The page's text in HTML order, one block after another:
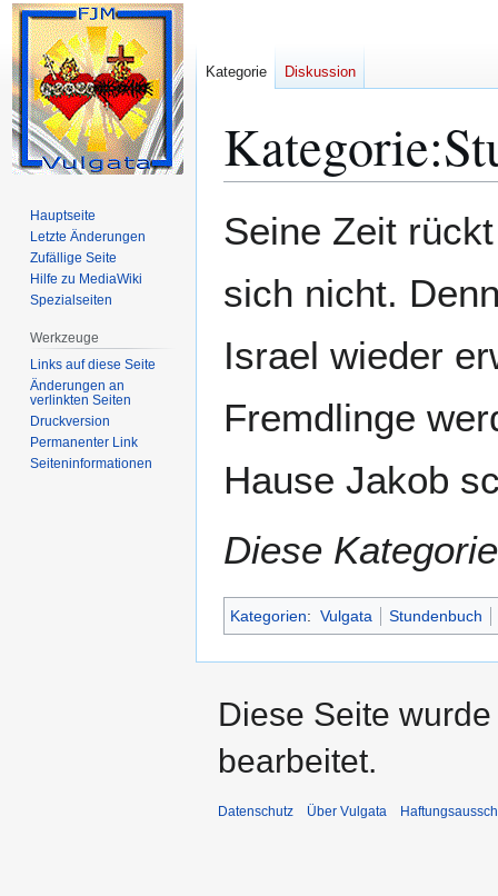
Kategorie:
Navigation
Suche
Seine Zeit
sich nicht.
Israel wieder
Fremdlinge
Hause Jakob
Diese
Kategorien: Vulgata Stundenbuch
Kategorie Diskussion
Hauptseite
Letzte Änderungen
Zufällige Seite
Hilfe zu MediaWiki
Spezialseiten
Werkzeuge
Links auf diese Seite
Änderungen an
verlinkten Seiten
Druckversion
Permanenter Link
Seiten­­informationen
Diese Seite
bearbeitet.
Datenschutz Über Vulgata